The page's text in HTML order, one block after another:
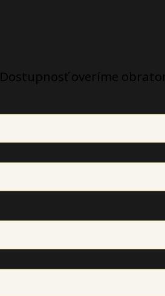
Dostupnosť overíme